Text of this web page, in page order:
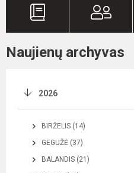
Naujienų archyvas
2026
BIRŽELIS (14)
GEGUŽĖ (37)
BALANDIS (21)